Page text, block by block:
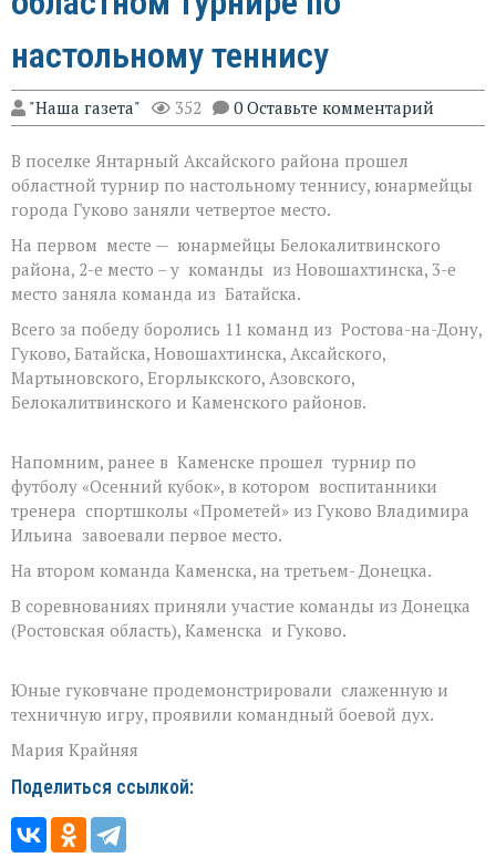
настольному теннису
"Наша газета" 352 0 Оставьте комментарий
В поселке Янтарный Аксайского района прошел
областной турнир по настольному теннису, юнармейцы
города Гуково заняли четвертое место.
На первом месте — юнармейцы Белокалитвинского
района, 2-е место – у команды из Новошахтинска, 3-е
место заняла команда из Батайска.
Всего за победу боролись 11 команд из Ростова-на-Дону,
Гуково, Батайска, Новошахтинска, Аксайского,
Мартыновского, Егорлыкского, Азовского,
Белокалитвинского и Каменского районов.
Напомним, ранее в Каменске прошел турнир по
футболу «Осенний кубок», в котором воспитанники
тренера спортшколы «Прометей» из Гуково Владимира
Ильина завоевали первое место.
На втором команда Каменска, на третьем- Донецка.
В соревнованиях приняли участие команды из Донецка
(Ростовская область), Каменска и Гуково.
Юные гуковчане продемонстрировали слаженную и
техничную игру, проявили командный боевой дух.
Мария Крайняя
Поделиться ссылкой: